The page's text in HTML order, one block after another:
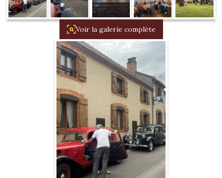
Evolution 11 –
1945/1952
Evolution 11 –
1952/1957
La 15/6 G –
1938/1947
La 15/6 D –
1947/1955
La 15/6 H –
1954/1956
Voir la galerie complète